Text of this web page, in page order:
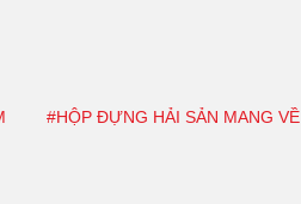
#HỘP ĐỰNG HẢI SẢN MANG VỀ